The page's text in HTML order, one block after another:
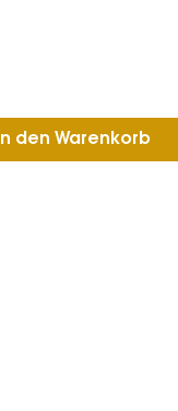
In den Warenkorb